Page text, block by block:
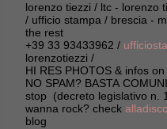
lorenzo tiezzi / ltc - lorenzo
/ ufficio stampa / brescia -
the rest
+39 33 93433962 /
lorenzotiezzi /
HI RES PHOTOS & infos
NO SPAM? BASTA
stop (decreto legislativo n.
wanna rock? check
blog